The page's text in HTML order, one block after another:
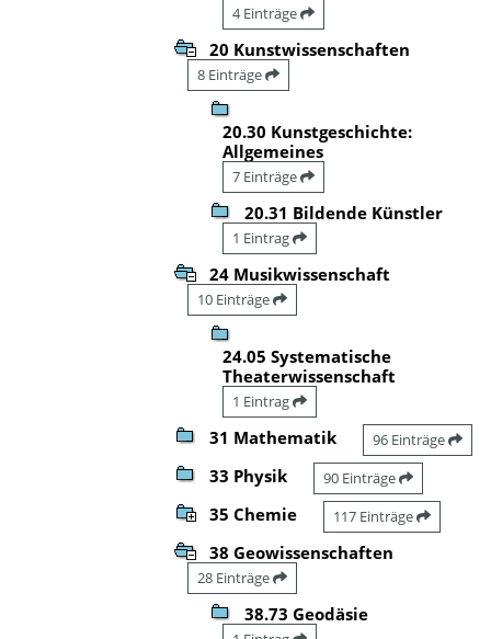
4 Einträge
20 Kunstwissenschaften
8 Einträge
20.30 Kunstgeschichte:
Allgemeines
7 Einträge
20.31 Bildende Künstler
1 Eintrag
24 Musikwissenschaft
10 Einträge
24.05 Systematische
Theaterwissenschaft
1 Eintrag
31 Mathematik 96 Einträge
33 Physik 90 Einträge
35 Chemie 117 Einträge
38 Geowissenschaften
28 Einträge
38.73 Geodäsie